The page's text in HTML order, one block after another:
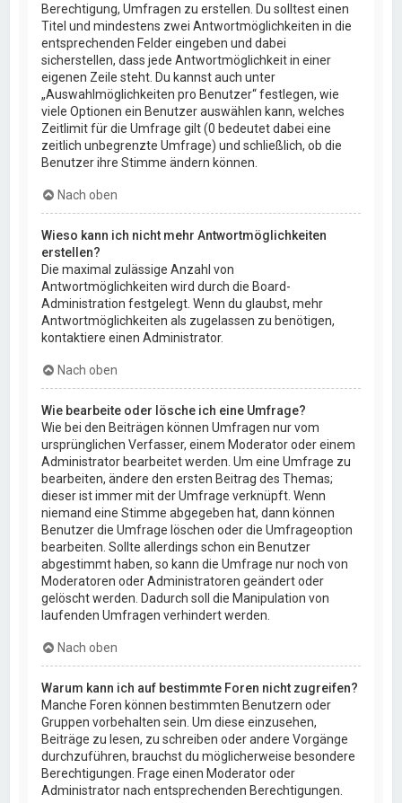
Berechtigung, Umfragen zu erstellen. Du solltest einen
Titel und mindestens zwei Antwortmöglichkeiten in die
entsprechenden Felder eingeben und dabei
sicherstellen, dass jede Antwortmöglichkeit in einer
eigenen Zeile steht. Du kannst auch unter
„Auswahlmöglichkeiten pro Benutzer“ festlegen, wie
viele Optionen ein Benutzer auswählen kann, welches
Zeitlimit für die Umfrage gilt (0 bedeutet dabei eine
zeitlich unbegrenzte Umfrage) und schließlich, ob die
Benutzer ihre Stimme ändern können.
Nach oben
Wieso kann ich nicht mehr Antwortmöglichkeiten
erstellen?
Die maximal zulässige Anzahl von
Antwortmöglichkeiten wird durch die Board-
Administration festgelegt. Wenn du glaubst, mehr
Antwortmöglichkeiten als zugelassen zu benötigen,
kontaktiere einen Administrator.
Nach oben
Wie bearbeite oder lösche ich eine Umfrage?
Wie bei den Beiträgen können Umfragen nur vom
ursprünglichen Verfasser, einem Moderator oder einem
Administrator bearbeitet werden. Um eine Umfrage zu
bearbeiten, ändere den ersten Beitrag des Themas;
dieser ist immer mit der Umfrage verknüpft. Wenn
niemand eine Stimme abgegeben hat, dann können
Benutzer die Umfrage löschen oder die Umfrageoption
bearbeiten. Sollte allerdings schon ein Benutzer
abgestimmt haben, so kann die Umfrage nur noch von
Moderatoren oder Administratoren geändert oder
gelöscht werden. Dadurch soll die Manipulation von
laufenden Umfragen verhindert werden.
Nach oben
Warum kann ich auf bestimmte Foren nicht zugreifen?
Manche Foren können bestimmten Benutzern oder
Gruppen vorbehalten sein. Um diese einzusehen,
Beiträge zu lesen, zu schreiben oder andere Vorgänge
durchzuführen, brauchst du möglicherweise besondere
Berechtigungen. Frage einen Moderator oder
Administrator nach entsprechenden Berechtigungen.